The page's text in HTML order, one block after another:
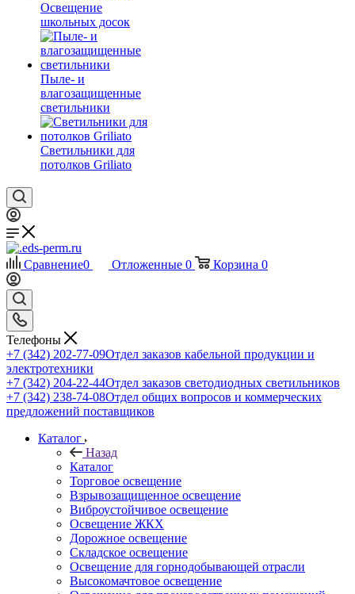
Освещение
школьных досок
Пыле- и
влагозащищенные
светильники
Светильники для
потолков Griliato
Сравнение0 Отложенные 0 Корзина 0
Телефоны
+7 (342) 202-77-09Отдел заказов кабельной продукции и
электротехники
+7 (342) 204-22-44Отдел заказов светодиодных светильников
+7 (342) 238-74-08Отдел общих вопросов и коммерческих
предложений поставщиков
Каталог
Назад
Каталог
Торговое освещение
Взрывозащищенное освещение
Виброустойчивое освещение
Освещение ЖКХ
Дорожное освещение
Складское освещение
Освещение для горнодобывающей отрасли
Высокомачтовое освещение